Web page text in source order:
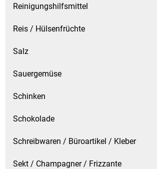
Reinigungshilfsmittel
Reis / Hülsenfrüchte
Salz
Sauergemüse
Schinken
Schokolade
Schreibwaren / Büroartikel / Kleber
Sekt / Champagner / Frizzante